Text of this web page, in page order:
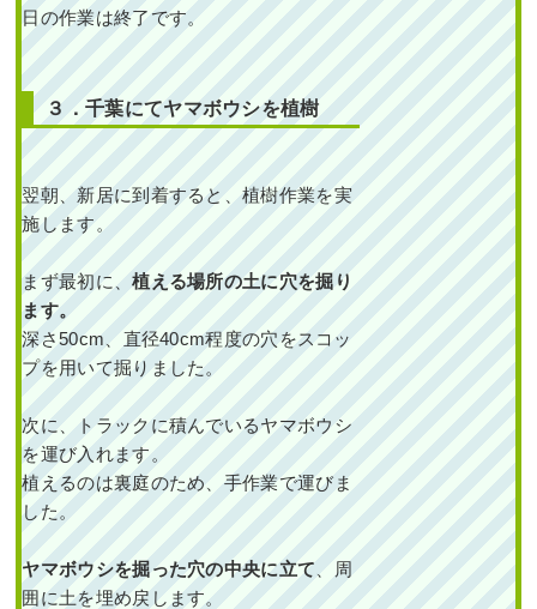
日の作業は終了です。
３．千葉にてヤマボウシを植樹
翌朝、新居に到着すると、植樹作業を実
施します。
まず最初に、植える場所の土に穴を掘り
ます。
深さ50cm、直径40cm程度の穴をスコッ
プを用いて掘りました。
次に、トラックに積んでいるヤマボウシ
を運び入れます。
植えるのは裏庭のため、手作業で運びま
した。
ヤマボウシを掘った穴の中央に立て 、周
囲に土を埋め戻します。